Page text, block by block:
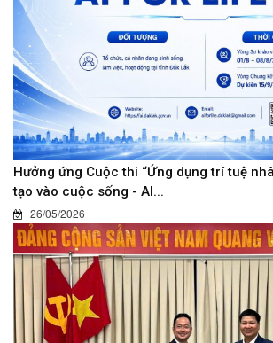
Hưởng ứng Cuộc thi “Ứng dụng trí tuệ
tạo vào cuộc sống - AI...
26/05/2026